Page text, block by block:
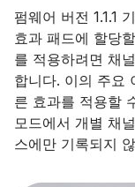
펌웨어 버전 1.1.1
효과 패드에 할당
를 적용하려면 채
합니다. 이의 주요
른 효과를 적용할
모드에서 개별 채
스에만 기록되지